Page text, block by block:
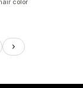
color